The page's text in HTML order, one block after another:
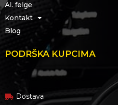
Al. felge
Kontakt
Blog
PODRŠKA KUPCIMA
Dostava